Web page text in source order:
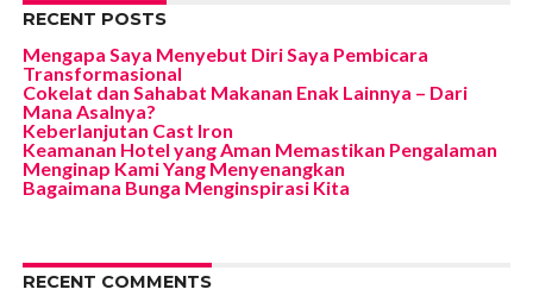
RECENT POSTS
Mengapa Saya Menyebut Diri Saya Pembicara
Transformasional
Cokelat dan Sahabat Makanan Enak Lainnya – Dari
Mana Asalnya?
Keberlanjutan Cast Iron
Keamanan Hotel yang Aman Memastikan Pengalaman
Menginap Kami Yang Menyenangkan
Bagaimana Bunga Menginspirasi Kita
RECENT COMMENTS